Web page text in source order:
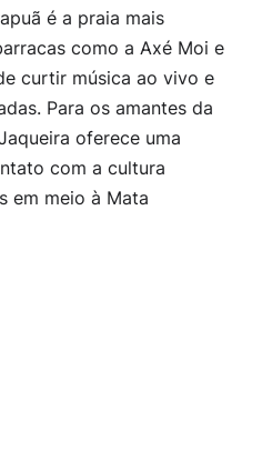
é a praia mais
como a Axé Moi e
curtir música ao vivo e
Para os amantes da
oferece uma
com a cultura
em meio à Mata